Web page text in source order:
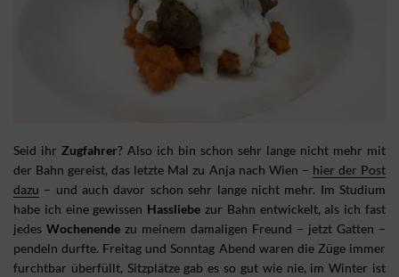
Seid ihr Zugfahrer? Also ich bin schon sehr lange nicht mehr mit
der Bahn gereist, das letzte Mal zu Anja nach Wien – hier der Post
dazu – und auch davor schon sehr lange nicht mehr. Im Studium
habe ich eine gewissen Hassliebe zur Bahn entwickelt, als ich fast
jedes Wochenende zu meinem damaligen Freund – jetzt Gatten –
pendeln durfte. Freitag und Sonntag Abend waren die Züge immer
furchtbar überfüllt, Sitzplätze gab es so gut wie nie, im Winter ist